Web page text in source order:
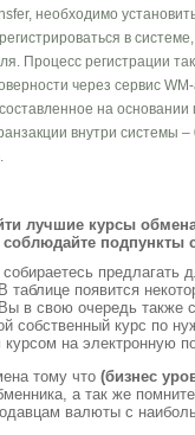
необходимо
в
Процесс регистрации
через сервис
на
внутри системы
лучшие курсы
подпункты
предлагать
появится
в свою очередь также
собственный курс по
на электронную
тому что (бизнес
а так же
валюты с